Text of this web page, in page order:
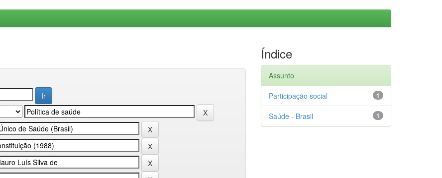
Índice
Assunto
1
Participação social
1
Saúde - Brasil